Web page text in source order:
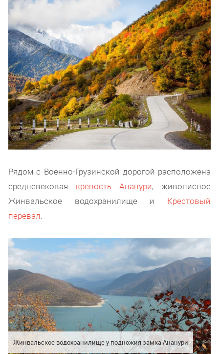
Рядом с Военно-Грузинской дорогой расположена
средневековая крепость Ананури, живописное
Жинвальское водохранилище и Крестовый
перевал.
Жинвальское водохранилище у подножия замка Ананури